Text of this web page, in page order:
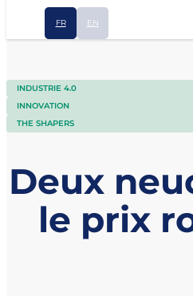
FR EN
INDUSTRIE 4.0
INNOVATION
THE SHAPERS
Deux
le prix